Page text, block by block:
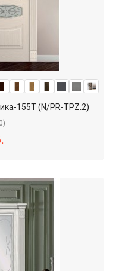
155Т (N/PR-TPZ.2)